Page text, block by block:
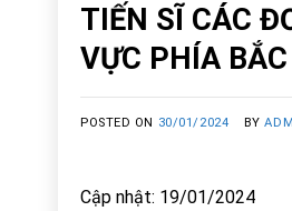
TIẾN SĨ CÁC
VỰC PHÍA BẮC
POSTED ON 30/01/2024 BY
Cập nhật: 19/01/2024